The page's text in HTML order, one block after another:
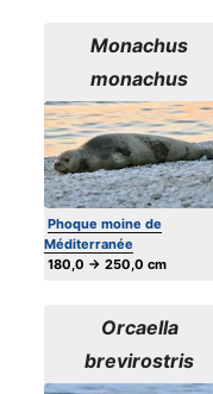
Monachus
monachus
Phoque moine de
Méditerranée
180,0 → 250,0 cm
Orcaella
brevirostris